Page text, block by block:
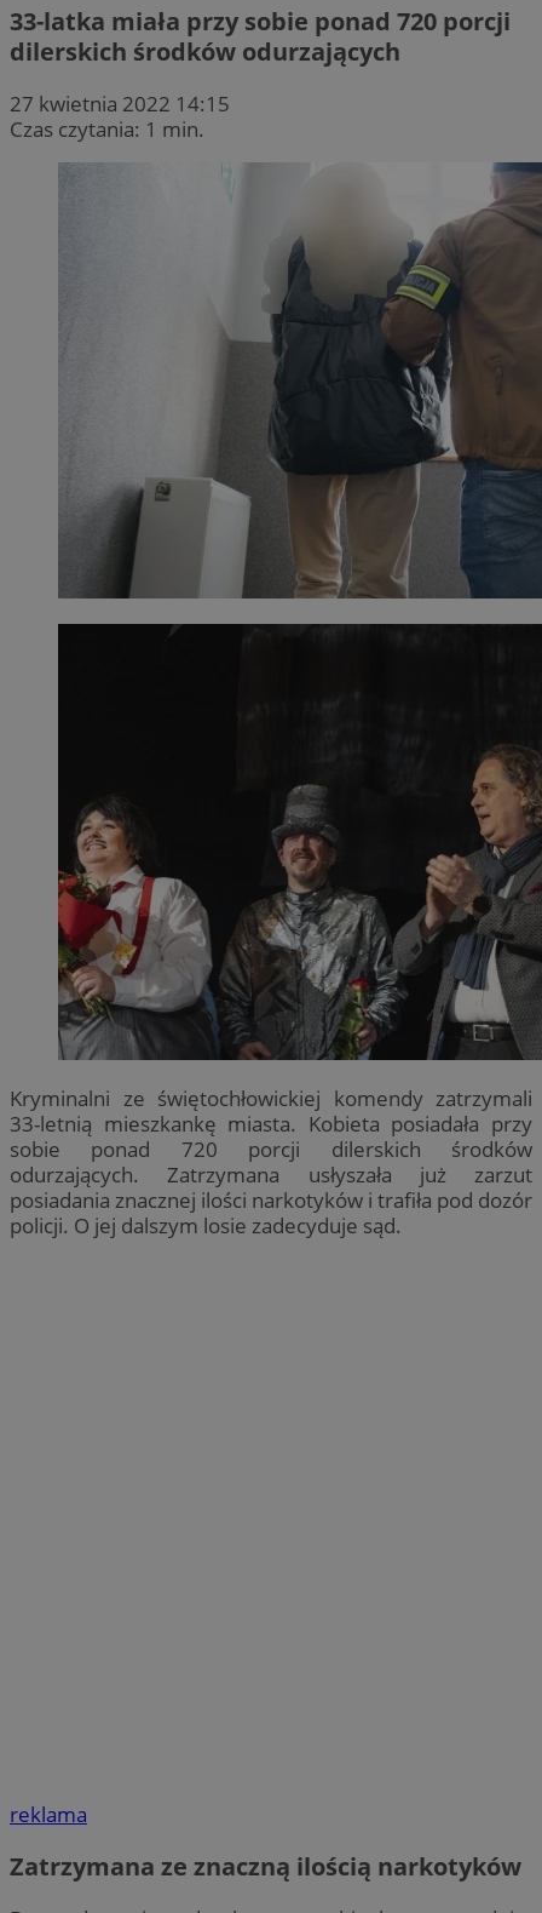
33-latka miała przy sobie ponad 720 porcji
dilerskich środków odurzających
27 kwietnia 2022 14:15
Czas czytania: 1 min.
Kryminalni ze świętochłowickiej komendy zatrzymali
33-letnią mieszkankę miasta. Kobieta posiadała przy
sobie ponad 720 porcji dilerskich środków
odurzających. Zatrzymana usłyszała już zarzut
posiadania znacznej ilości narkotyków i trafiła pod dozór
policji. O jej dalszym losie zadecyduje sąd.
reklama
Zatrzymana ze znaczną ilością narkotyków